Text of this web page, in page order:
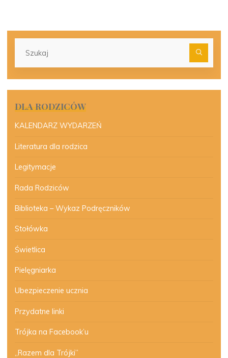
DLA RODZICÓW
KALENDARZ WYDARZEŃ
Literatura dla rodzica
Legitymacje
Rada Rodziców
Biblioteka – Wykaz Podręczników
Stołówka
Świetlica
Pielęgniarka
Ubezpieczenie ucznia
Przydatne linki
Trójka na Facebook’u
„Razem dla Trójki”